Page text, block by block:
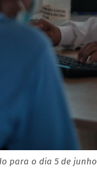
para o dia 5 de junho